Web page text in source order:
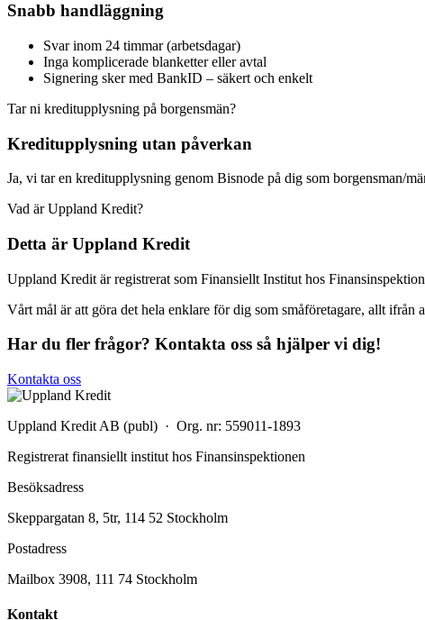
Snabb handläggning
Svar inom 24 timmar (arbetsdagar)
Inga komplicerade blanketter eller avtal
Signering sker med BankID – säkert och enkelt
Tar ni kreditupplysning på borgensmän?
Kreditupplysning utan påverkan
Ja, vi tar en kreditupplysning genom Bisnode på dig som borgensman/
Vad är Uppland Kredit?
Detta är Uppland Kredit
Uppland Kredit är registrerat som Finansiellt Institut hos
Vårt mål är att göra det hela enklare för dig som småföretagare, allt
Har du fler frågor? Kontakta oss så hjälper vi dig!
Kontakta oss
Uppland Kredit AB (publ) · Org. nr: 559011-1893
Registrerat finansiellt institut hos Finansinspektionen
Besöksadress
Skeppargatan 8, 5tr, 114 52 Stockholm
Postadress
Mailbox 3908, 111 74 Stockholm
Kontakt